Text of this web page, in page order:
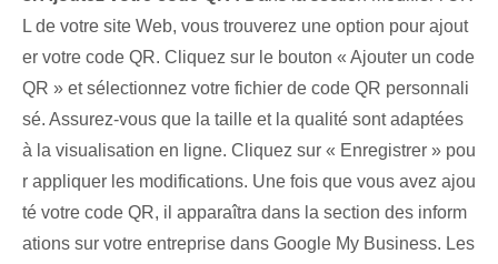
L de votre site Web, vous trouverez une option pour ajout
er votre code QR. Cliquez sur le bouton « Ajouter un code
QR » et sélectionnez votre fichier de code QR personnali
sé. Assurez-vous que la taille et la qualité sont adaptées
à la visualisation en ligne. Cliquez sur « Enregistrer » pou
r appliquer les modifications.​ Une fois que vous avez ajou
té votre code QR, il apparaîtra dans la section des inform
ations sur votre entreprise dans Google My Business. Les